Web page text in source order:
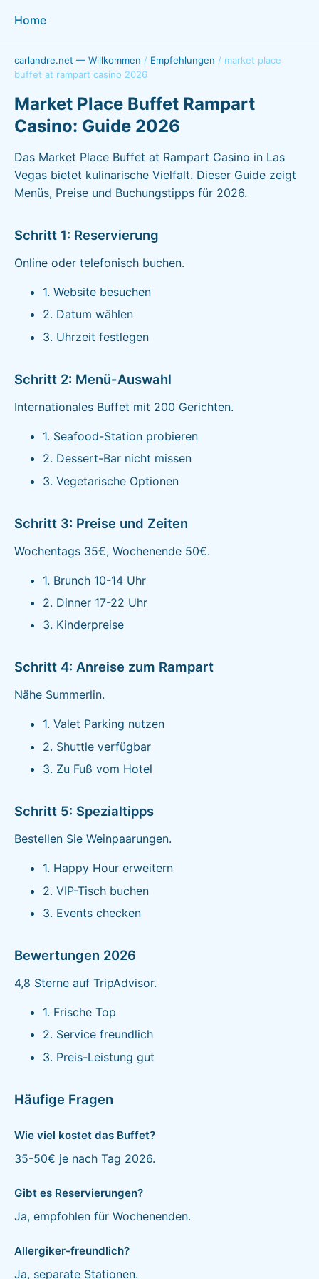
Home
carlandre.net — Willkommen / Empfehlungen / market place
buffet at rampart casino 2026
Market Place Buffet Rampart
Casino: Guide 2026
Das Market Place Buffet at Rampart Casino in Las
Vegas bietet kulinarische Vielfalt. Dieser Guide zeigt
Menüs, Preise und Buchungstipps für 2026.
Schritt 1: Reservierung
Online oder telefonisch buchen.
1. Website besuchen
2. Datum wählen
3. Uhrzeit festlegen
Schritt 2: Menü-Auswahl
Internationales Buffet mit 200 Gerichten.
1. Seafood-Station probieren
2. Dessert-Bar nicht missen
3. Vegetarische Optionen
Schritt 3: Preise und Zeiten
Wochentags 35€, Wochenende 50€.
1. Brunch 10-14 Uhr
2. Dinner 17-22 Uhr
3. Kinderpreise
Schritt 4: Anreise zum Rampart
Nähe Summerlin.
1. Valet Parking nutzen
2. Shuttle verfügbar
3. Zu Fuß vom Hotel
Schritt 5: Spezialtipps
Bestellen Sie Weinpaarungen.
1. Happy Hour erweitern
2. VIP-Tisch buchen
3. Events checken
Bewertungen 2026
4,8 Sterne auf TripAdvisor.
1. Frische Top
2. Service freundlich
3. Preis-Leistung gut
Häufige Fragen
Wie viel kostet das Buffet?
35-50€ je nach Tag 2026.
Gibt es Reservierungen?
Ja, empfohlen für Wochenenden.
Allergiker-freundlich?
Ja, separate Stationen.